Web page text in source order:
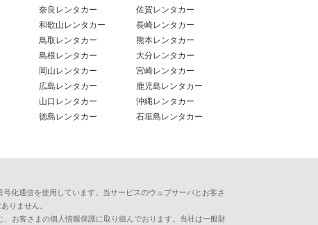
奈良レンタカー
和歌山レンタカー
鳥取レンタカー
島根レンタカー
岡山レンタカー
広島レンタカー
山口レンタカー
徳島レンタカー
佐賀レンタカー
長崎レンタカー
熊本レンタカー
大分レンタカー
宮崎レンタカー
鹿児島レンタカー
沖縄レンタカー
石垣島レンタカー
化通信を使用しています。当サービスのウェブサーバとお客さ
りません。
お客さまの個人情報保護に取り組んでおります。当社は一般財